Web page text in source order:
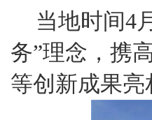
当地时间4
务”理念，携
等创新成果亮